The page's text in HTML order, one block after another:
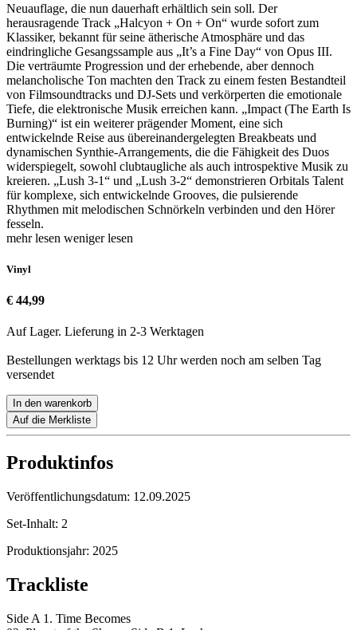
Neuauflage, die nun dauerhaft erhältlich sein soll. Der
herausragende Track „Halcyon + On + On“ wurde sofort zum
Klassiker, bekannt für seine ätherische Atmosphäre und das
eindringliche Gesangssample aus „It’s a Fine Day“ von Opus III.
Die verträumte Progression und der erhebende, aber dennoch
melancholische Ton machten den Track zu einem festen Bestandteil
von Filmsoundtracks und DJ-Sets und verkörperten die emotionale
Tiefe, die elektronische Musik erreichen kann. „Impact (The Earth Is
Burning)“ ist ein weiterer prägender Moment, eine sich
entwickelnde Reise aus übereinandergelegten Breakbeats und
dynamischen Synthie-Arrangements, die die Fähigkeit des Duos
widerspiegelt, sowohl clubtaugliche als auch introspektive Musik zu
kreieren. „Lush 3-1“ und „Lush 3-2“ demonstrieren Orbitals Talent
für komplexe, sich entwickelnde Grooves, die pulsierende
Rhythmen mit melodischen Schnörkeln verbinden und den Hörer
fesseln.
mehr lesen weniger lesen
Vinyl
€ 44,99
Auf Lager. Lieferung in 2-3 Werktagen
Bestellungen werktags bis 12 Uhr werden noch am selben Tag
versendet
In den warenkorb
Auf die Merkliste
Produktinfos
Veröffentlichungsdatum: 12.09.2025
Set-Inhalt: 2
Produktionsjahr: 2025
Trackliste
Side A 1. Time Becomes